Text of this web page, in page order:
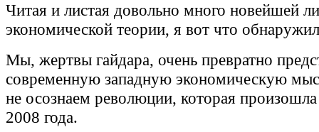
Читая и листая довольно много новейшей
экономической теории, я вот что
Мы, жертвы гайдара, очень превратно
современную западную экономическую
не осознаем революции, которая
2008 года.